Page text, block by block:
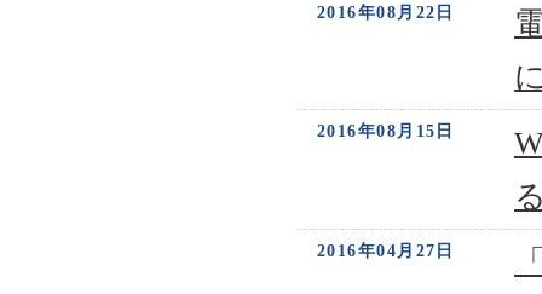
2016年08月22日
2016年08月15日
2016年04月27日